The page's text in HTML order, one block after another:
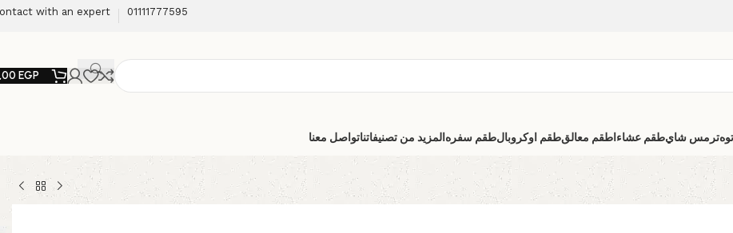
01111777595
with an expert
EGP
ترمس شايطقم عشاء اطقم معالقطقم اوكروبالطقم سفره المزيد من تصنيفاتناتواصل معنا